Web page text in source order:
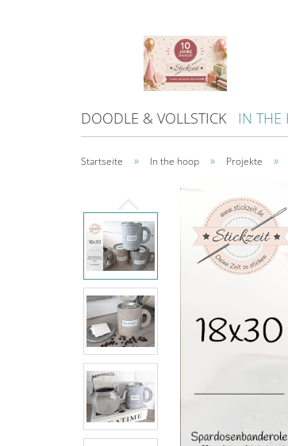
DOODLE & VOLLSTICK IN THE
Startseite » In the hoop » Projekte »